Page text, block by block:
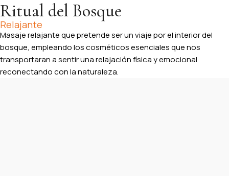
Ritual del Bosque
Relajante
Masaje relajante que pretende ser un viaje por el interior del
bosque, empleando los cosméticos esenciales que nos
transportaran a sentir una relajación física y emocional
reconectando con la naturaleza.